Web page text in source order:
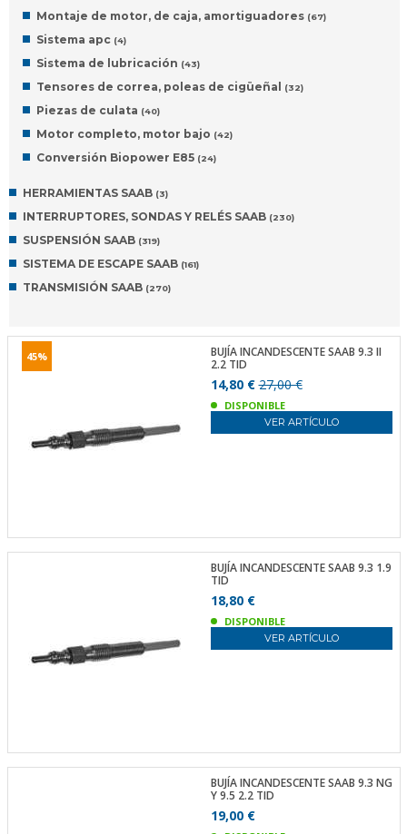
Montaje de motor, de caja, amortiguadores (67)
Sistema apc (4)
Sistema de lubricación (43)
Tensores de correa, poleas de cigüeñal (32)
Piezas de culata (40)
Motor completo, motor bajo (42)
Conversión Biopower E85 (24)
HERRAMIENTAS SAAB (3)
INTERRUPTORES, SONDAS Y RELÉS SAAB (230)
SUSPENSIÓN SAAB (319)
SISTEMA DE ESCAPE SAAB (161)
TRANSMISIÓN SAAB (270)
45%
BUJÍA INCANDESCENTE SAAB 9.3 II
2.2 TID
14,80 €27,00 €
DISPONIBLE
VER ARTÍCULO
BUJÍA INCANDESCENTE SAAB 9.3 1.9
TID
18,80 €
DISPONIBLE
VER ARTÍCULO
BUJÍA INCANDESCENTE SAAB 9.3 NG
Y 9.5 2.2 TID
19,00 €